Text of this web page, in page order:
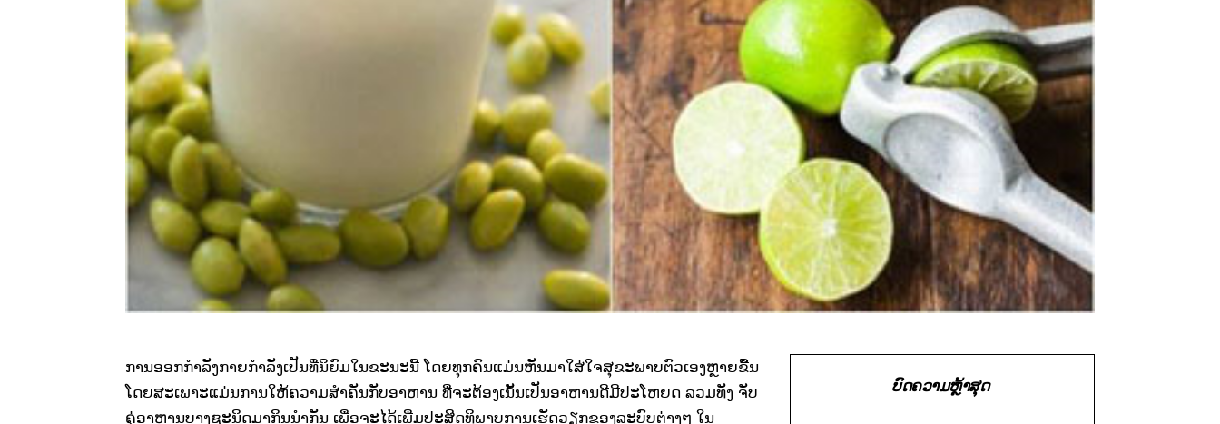
ການ​ອອກກຳລັງ​ກາຍ​ກຳລັງ​ເປັນ​ທີ່​ນິຍົມ​ໃນ​ຂະນະ​ນີ້ ​ໂດຍ​ທຸກ​ຄົນ​ແມ່ນ​ຫັນ​ມາ​ໃສ່​ໃຈ​ສຸຂະພາບ​ຕົວ​ເອງຫຼາຍຂື້້ນ
​ໂດຍ​ສະ​ເພາະ​ແມ່ນ​ການ​​ໃຫ້ຄວາມ​ສຳຄັນ​ກັບ​ອາຫານ ທີ່​ຈະ​ຕ້ອງ​ເ​ນັ້ນ​ເປັນ​ອາຫານ​ດີ​ມີ​ປະ​ໂຫຍ​ດ ລວມທັງ ​ຈັບ​
ຄູ່​ອາຫານ​ບາງ​ຊະນິດ​ມາ​ກິນ​ນຳ​ກັນ ​ເພື່ອ​ຈະ​ໄດ້​ເພີ່ມ​ປະສິດທິພາບ​ການ​ເຮັດ​ວຽກຂອງ​ລະບົບ​ຕ່າງໆ​ ໃນ​
ບົດຄວາມຫຼ້າສຸດ